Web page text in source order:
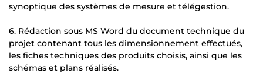
synoptique des systèmes de mesure et télégestion.
6. Rédaction sous MS Word du document technique du
projet contenant tous les dimensionnement effectués,
les fiches techniques des produits choisis, ainsi que les
schémas et plans réalisés.